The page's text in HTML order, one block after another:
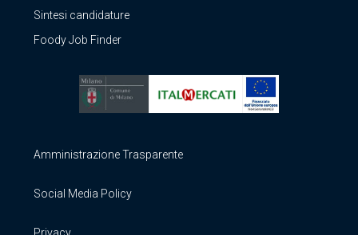
Sintesi candidature
Foody Job Finder
Amministrazione Trasparente
Social Media Policy